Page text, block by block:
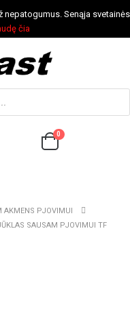
nepatogumus. Senąja svetainės
čia
0
AKMENS PJOVIMUI
SAUSAM PJOVIMUI TF